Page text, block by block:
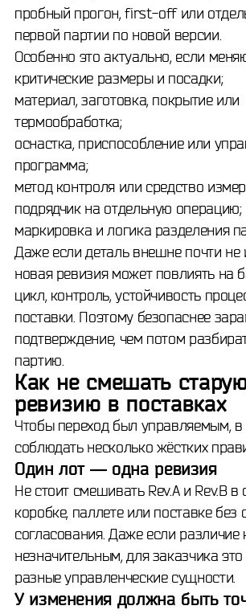
пробный прогон, first-off или
первой партии по новой версии.
Особенно это актуально, если
критические размеры и посадки;
материал, заготовка, покрытие или
термообработка;
оснастка, приспособление или
программа;
метод контроля или средство
подрядчик на отдельную операцию;
маркировка и логика разделения
Даже если деталь внешне почти не
новая ревизия может повлиять на
цикл, контроль, устойчивость
поставки. Поэтому безопаснее
подтверждение, чем потом
партию.
Как не смешать
ревизию в поставках
Чтобы переход был управляемым, в
соблюдать несколько жёстких
Один лот — одна ревизия
Не стоит смешивать Rev.A и Rev.B в
коробке, паллете или поставке без
согласования. Даже если различие
незначительным, для заказчика
разные управленческие сущности.
У изменения должна быть